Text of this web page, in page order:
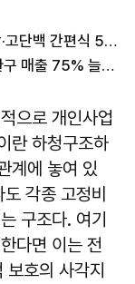
"누구나 건강한 한끼"…서울시-CU, 저당·고단백 간편식 5종 출시
어린이날 편의점 큰손은 '어른이'…CU 완구 매출 75% 늘었다
으로 개인사업
란 하청구조하
계에 놓여 있
각종 고정비
구조다. 여기
다면 이는 전
호의 사각지